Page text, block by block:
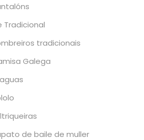
Tradicional
tradicionais
Galega
de baile de muller